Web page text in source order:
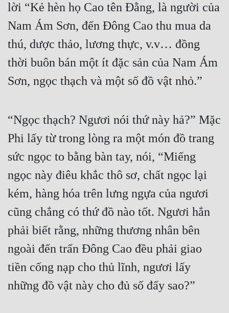
Xuyên Nhanh
Xuyên Sách
Xuyên Thư
Đông Phương Huyền Huyễn
Đồng Nhân
Cẩu Đạo Trường Sinh
Ngự Thú
Truyện Nam
Truyện Nữ
Vô Địch Lưu
Xây Dựng Thế Lực
lời “Kẻ hèn họ Cao tên Đằng, là người của
Nam Ám Sơn, đến Đông Cao thu mua da
thú, dược thảo, lương thực, v.v… đồng
thời buôn bán một ít đặc sản của Nam Ám
Sơn, ngọc thạch và một số đồ vật nhỏ.”
“Ngọc thạch? Ngươi nói thứ này hả?” Mặc
Phi lấy từ trong lòng ra một món đồ trang
sức ngọc to bằng bàn tay, nói, “Miếng
ngọc này điêu khắc thô sơ, chất ngọc lại
kém, hàng hóa trên lưng ngựa của ngươi
cũng chẳng có thứ đồ nào tốt. Ngươi hẳn
phải biết rằng, những thương nhân bên
ngoài đến trấn Đông Cao đều phải giao
tiền cống nạp cho thủ lĩnh, ngươi lấy
những đồ vật này cho đủ số đấy sao?”